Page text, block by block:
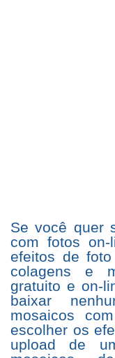
Se você quer
com fotos on-
efeitos de
colagens e
gratuito e on-
baixar
mosaicos
escolher os
upload de